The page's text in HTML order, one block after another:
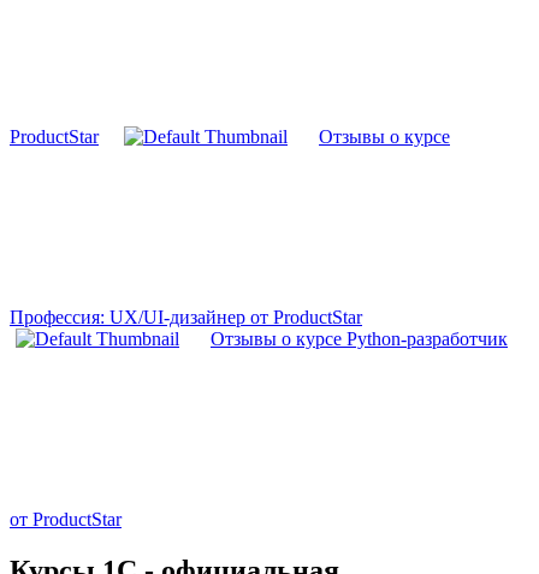
ProductStar Отзывы о курсе
Профессия: UX/UI-дизайнер от ProductStar
Отзывы о курсе Python-разработчик
от ProductStar